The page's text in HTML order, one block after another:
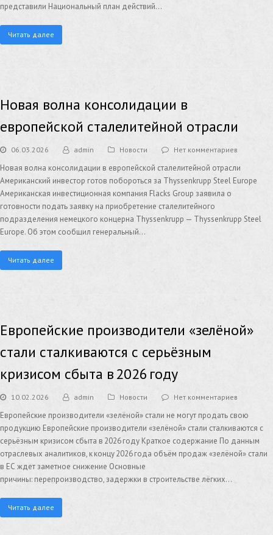
представили Национальный план действий…
Читать далее
Новая волна консолидации в
европейской сталелитейной отрасли
06.03.2026 admin Новости Нет комментариев
Новая волна консолидации в европейской сталелитейной отрасли
Американский инвестор готов побороться за Thyssenkrupp Steel Europe
Американская инвестиционная компания Flacks Group заявила о
готовности подать заявку на приобретение сталелитейного
подразделения немецкого концерна Thyssenkrupp — Thyssenkrupp Steel
Europe. Об этом сообщил генеральный…
Читать далее
Европейские производители «зелёной»
стали сталкиваются с серьёзным
кризисом сбыта в 2026 году
10.02.2026 admin Новости Нет комментариев
Европейские производители «зелёной» стали не могут продать свою
продукцию Европейские производители «зелёной» стали сталкиваются с
серьёзным кризисом сбыта в 2026 году Краткое содержание По данным
отраслевых аналитиков, к концу 2026 года объём продаж «зелёной» стали
в ЕС ждет заметное снижение Основные
причины: перепроизводство, задержки в строительстве лёгких…
Читать далее